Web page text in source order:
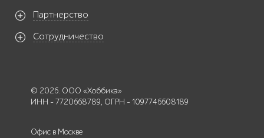
Партнерство
Сотрудничество
© 2026. ООО «Хоббика»
ИНН - 7720668789, ОГРН - 1097746608189
Офис в Москве